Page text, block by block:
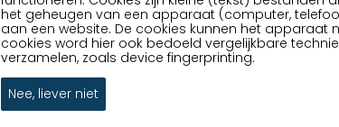
het geheugen van een apparaat (computer,
aan een website. De cookies kunnen het apparaat
cookies word hier ook bedoeld vergelijkbare
verzamelen, zoals device fingerprinting.
Nee, liever niet